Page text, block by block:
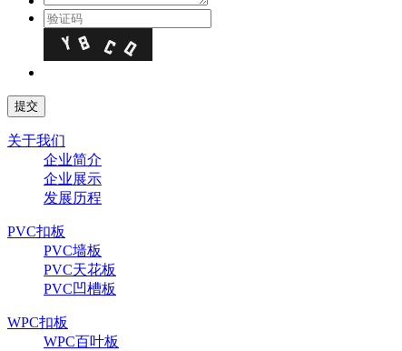
关于我们
企业简介
企业展示
发展历程
PVC扣板
PVC墙板
PVC天花板
PVC凹槽板
WPC扣板
WPC百叶板